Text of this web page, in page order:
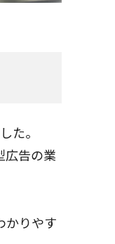
た。
広告の業
かりやす